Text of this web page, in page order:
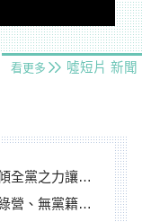
看更多 噓短片 新聞
之力讓彰化贏
忙否認是烏龜